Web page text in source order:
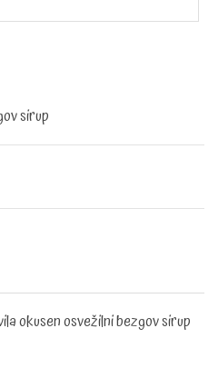
sirup
okusen osvežilni bezgov sirup